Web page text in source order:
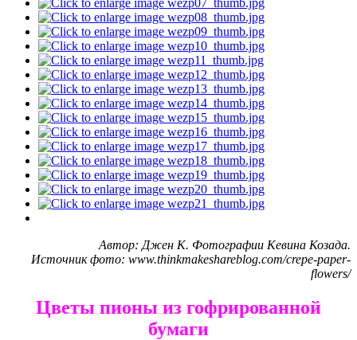
Автор: Джен К. Фотографии Кевина Козада.
Источник фото: www.thinkmakeshareblog.com/crepe-paper-
flowers/
Цветы пионы из гофрированной
бумаги